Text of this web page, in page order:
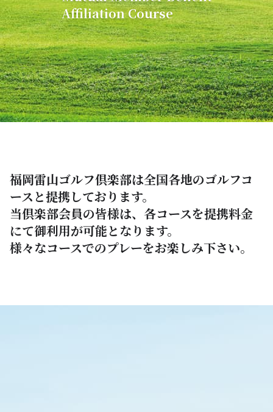
RESERVATION
施設紹介
FACILITY
会員専用ページ
MEMBERSHIP
WEB会員サービス
新卒採用
アクセス
企業情報
Affiliation Course
福岡雷山ゴルフ倶楽部は全国各地のゴルフコ
ースと提携しております。
当倶楽部会員の皆様は、各コースを提携料金
にて御利用が可能となります。
様々なコースでのプレーをお楽しみ下さい。